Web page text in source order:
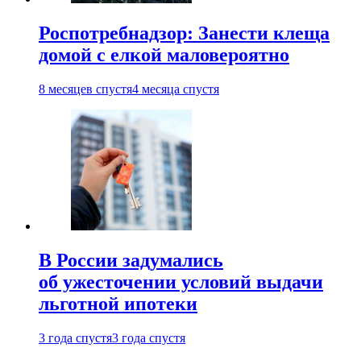
Роспотребнадзор: Занести клеща
домой с елкой маловероятно
8 месяцев спустя4 месяца спустя
В России задумались
об ужесточении условий выдачи
льготной ипотеки
3 года спустя3 года спустя